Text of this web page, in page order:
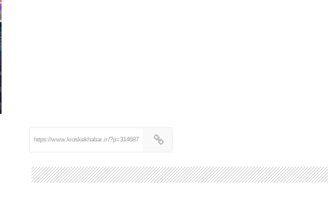
https://www.kioskekhabar.ir/?p=314687